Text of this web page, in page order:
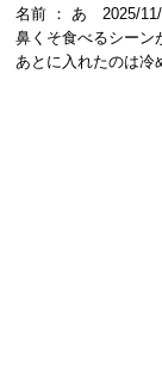
名前 ： あ 2025/11/
鼻くそ食べるシーン
あとに入れたのは冷